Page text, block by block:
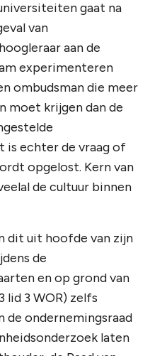
gaat na
van
aan de
experimenteren
ombudsman die meer
moet krijgen dan de
is echter de vraag of
opgelost. Kern van
de cultuur binnen
dit uit hoofde van zijn
de
en op grond van
3 WOR) zelfs
de ondernemingsraad
laten